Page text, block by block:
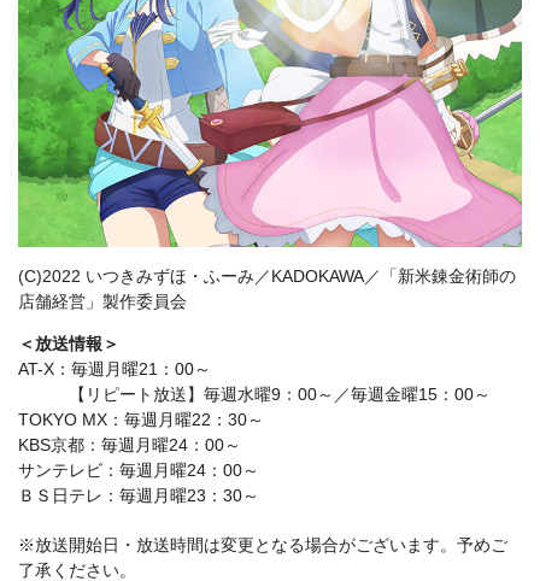
(C)2022 いつきみずほ・ふーみ／KADOKAWA／「新米錬金術師の
店舗経営」製作委員会
＜放送情報＞
AT-X：毎週月曜21：00～
【リピート放送】毎週水曜9：00～／毎週金曜15：00～
TOKYO MX：毎週月曜22：30～
KBS京都：毎週月曜24：00～
サンテレビ：毎週月曜24：00～
ＢＳ日テレ：毎週月曜23：30～
※放送開始日・放送時間は変更となる場合がございます。予めご
了承ください。